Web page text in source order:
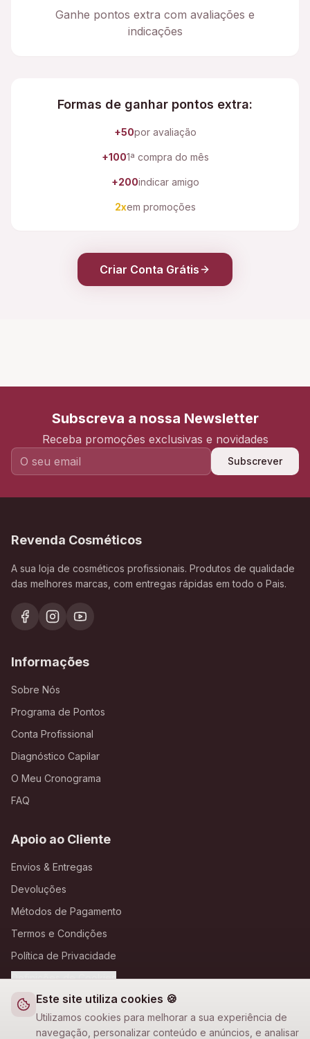
Este site utiliza cookies 🍪
Utilizamos cookies para melhorar a sua experiência de
navegação, personalizar conteúdo e anúncios, e analisar
Ganhe pontos extra com avaliações e
indicações
Formas de ganhar pontos extra:
+50por avaliação
+1001ª compra do mês
+200indicar amigo
2xem promoções
Criar Conta Grátis
Subscreva a nossa Newsletter
Receba promoções exclusivas e novidades
Subscrever
Revenda Cosméticos
A sua loja de cosméticos profissionais. Produtos de qualidade
das melhores marcas, com entregas rápidas em todo o Pais.
Informações
Sobre Nós
Programa de Pontos
Conta Profissional
Diagnóstico Capilar
O Meu Cronograma
FAQ
Apoio ao Cliente
Envios & Entregas
Devoluções
Métodos de Pagamento
Termos e Condições
Política de Privacidade
Definições de Cookies
A Loja Nova